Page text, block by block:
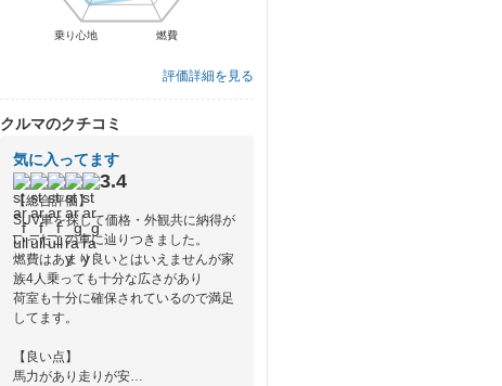
燃費
乗り心地
評価詳細を見る
クルマのクチコミ
気に入ってます
3.4
【総合評価】
SUV車を探して価格・外観共に納得が
いったこの車に辿りつきました。
燃費はあまり良いとはいえませんが家
族4人乗っても十分な広さがあり
荷室も十分に確保されているので満足
してます。
【良い点】
馬力があり走りが安…